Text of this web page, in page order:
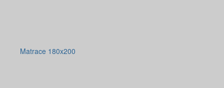
Matrace 180x200